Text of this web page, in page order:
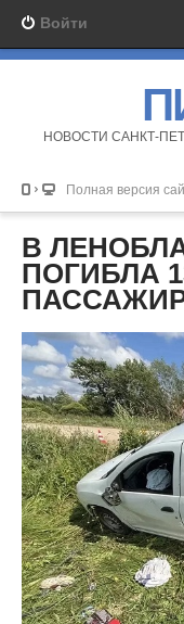
Войти
НОВОСТИ САНКТ-
Полная версия
В
ПОГИБЛА